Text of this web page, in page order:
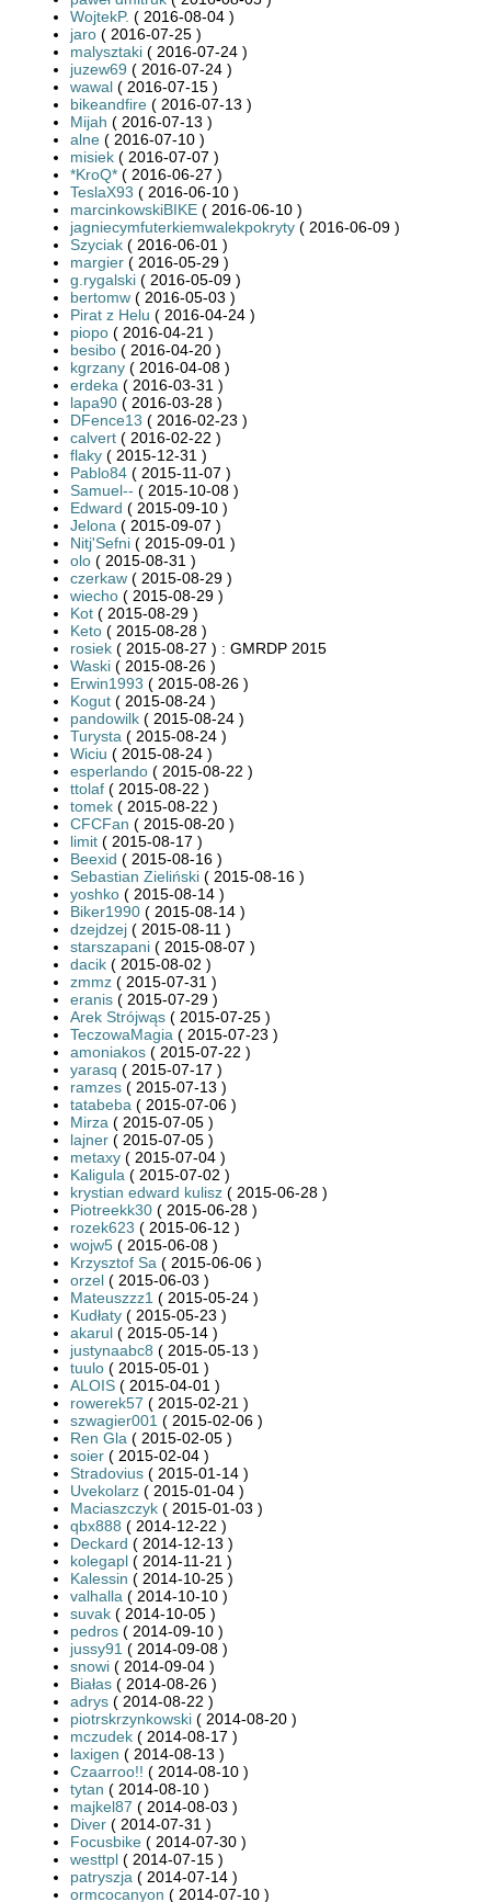
WojtekP. ( 2016-08-04 )
jaro ( 2016-07-25 )
malysztaki ( 2016-07-24 )
juzew69 ( 2016-07-24 )
wawal ( 2016-07-15 )
bikeandfire ( 2016-07-13 )
Mijah ( 2016-07-13 )
alne ( 2016-07-10 )
misiek ( 2016-07-07 )
*KroQ* ( 2016-06-27 )
TeslaX93 ( 2016-06-10 )
marcinkowskiBIKE ( 2016-06-10 )
jagniecymfuterkiemwalekpokryty ( 2016-06-09 )
Szyciak ( 2016-06-01 )
margier ( 2016-05-29 )
g.rygalski ( 2016-05-09 )
bertomw ( 2016-05-03 )
Pirat z Helu ( 2016-04-24 )
piopo ( 2016-04-21 )
besibo ( 2016-04-20 )
kgrzany ( 2016-04-08 )
erdeka ( 2016-03-31 )
lapa90 ( 2016-03-28 )
DFence13 ( 2016-02-23 )
calvert ( 2016-02-22 )
flaky ( 2015-12-31 )
Pablo84 ( 2015-11-07 )
Samuel-- ( 2015-10-08 )
Edward ( 2015-09-10 )
Jelona ( 2015-09-07 )
Nitj'Sefni ( 2015-09-01 )
olo ( 2015-08-31 )
czerkaw ( 2015-08-29 )
wiecho ( 2015-08-29 )
Kot ( 2015-08-29 )
Keto ( 2015-08-28 )
rosiek ( 2015-08-27 ) : GMRDP 2015
Waski ( 2015-08-26 )
Erwin1993 ( 2015-08-26 )
Kogut ( 2015-08-24 )
pandowilk ( 2015-08-24 )
Turysta ( 2015-08-24 )
Wiciu ( 2015-08-24 )
esperlando ( 2015-08-22 )
ttolaf ( 2015-08-22 )
tomek ( 2015-08-22 )
CFCFan ( 2015-08-20 )
limit ( 2015-08-17 )
Beexid ( 2015-08-16 )
Sebastian Zieliński ( 2015-08-16 )
yoshko ( 2015-08-14 )
Biker1990 ( 2015-08-14 )
dzejdzej ( 2015-08-11 )
starszapani ( 2015-08-07 )
dacik ( 2015-08-02 )
zmmz ( 2015-07-31 )
eranis ( 2015-07-29 )
Arek Strójwąs ( 2015-07-25 )
TeczowaMagia ( 2015-07-23 )
amoniakos ( 2015-07-22 )
yarasq ( 2015-07-17 )
ramzes ( 2015-07-13 )
tatabeba ( 2015-07-06 )
Mirza ( 2015-07-05 )
lajner ( 2015-07-05 )
metaxy ( 2015-07-04 )
Kaligula ( 2015-07-02 )
krystian edward kulisz ( 2015-06-28 )
Piotreekk30 ( 2015-06-28 )
rozek623 ( 2015-06-12 )
wojw5 ( 2015-06-08 )
Krzysztof Sa ( 2015-06-06 )
orzel ( 2015-06-03 )
Mateuszzz1 ( 2015-05-24 )
Kudłaty ( 2015-05-23 )
akarul ( 2015-05-14 )
justynaabc8 ( 2015-05-13 )
tuulo ( 2015-05-01 )
ALOIS ( 2015-04-01 )
rowerek57 ( 2015-02-21 )
szwagier001 ( 2015-02-06 )
Ren Gla ( 2015-02-05 )
soier ( 2015-02-04 )
Stradovius ( 2015-01-14 )
Uvekolarz ( 2015-01-04 )
Maciaszczyk ( 2015-01-03 )
qbx888 ( 2014-12-22 )
Deckard ( 2014-12-13 )
kolegapl ( 2014-11-21 )
Kalessin ( 2014-10-25 )
valhalla ( 2014-10-10 )
suvak ( 2014-10-05 )
pedros ( 2014-09-10 )
jussy91 ( 2014-09-08 )
snowi ( 2014-09-04 )
Białas ( 2014-08-26 )
adrys ( 2014-08-22 )
piotrskrzynkowski ( 2014-08-20 )
mczudek ( 2014-08-17 )
laxigen ( 2014-08-13 )
Czaarroo!! ( 2014-08-10 )
tytan ( 2014-08-10 )
majkel87 ( 2014-08-03 )
Diver ( 2014-07-31 )
Focusbike ( 2014-07-30 )
westtpl ( 2014-07-15 )
patryszja ( 2014-07-14 )
ormcocanyon ( 2014-07-10 )